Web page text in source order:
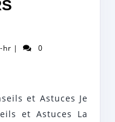
hrpngroup-
|
0
et Astuces Je
et Astuces La